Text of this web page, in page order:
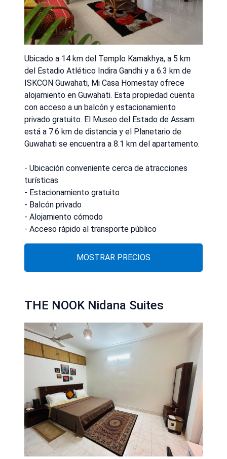
Ubicado a 14 km del Templo Kamakhya, a 5 km
del Estadio Atlético Indira Gandhi y a 6.3 km de
ISKCON Guwahati, Mi Casa Homestay ofrece
alojamiento en Guwahati. Esta propiedad cuenta
con acceso a un balcón y estacionamiento
privado gratuito. El Museo del Estado de Assam
está a 7.6 km de distancia y el Planetario de
Guwahati se encuentra a 8.1 km del apartamento.
- Ubicación conveniente cerca de atracciones
turísticas
- Estacionamiento gratuito
- Balcón privado
- Alojamiento cómodo
- Acceso rápido al transporte público
MOSTRAR PRECIOS
THE NOOK Nidana Suites